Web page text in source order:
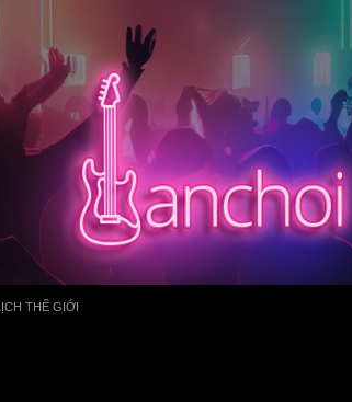
THẾ GIỚI